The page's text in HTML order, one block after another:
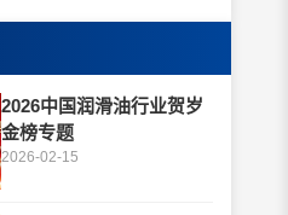
2026中国润滑油行业贺岁
金榜专题
2026-02-15